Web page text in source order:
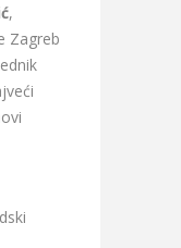
,
Zagreb